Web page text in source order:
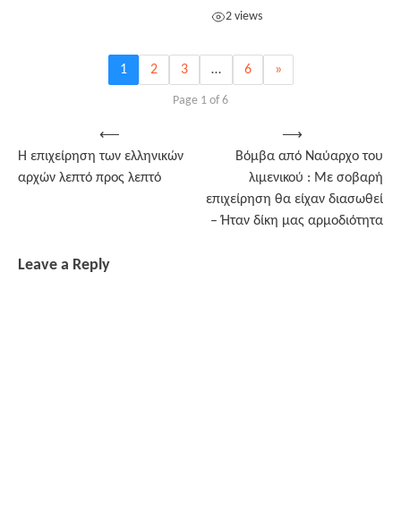
2 views
1 2 3 … 6 »
Page 1 of 6
navigation
⟵
Η επιχείρηση των ελληνικών
αρχών λεπτό προς λεπτό
Βόμβα από Ναύαρχο του
λιμενικού : Με σοβαρή
επιχείρηση θα είχαν διασωθεί
– Ήταν δίκη μας αρμοδιότητα
⟶
Leave a Reply